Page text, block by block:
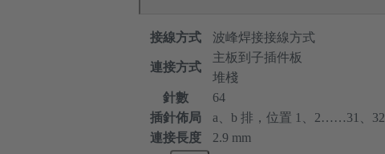
接線方式 波峰焊接接線方式
連接方式
主板到子插件板
堆棧
針數
64
插針佈局
a、b 排，位置 1、2……31、32
連接長度
2.9 mm